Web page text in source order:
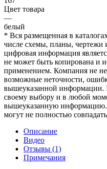
Цвет товара
—
белый
* Вся размещенная в
числе схемы, планы, чертежи
цифровая информация
не может быть копирована и
применением. Компания не
возможные неточности,
вышеуказанной информации.
своему выбору и в любой
вышеуказанную информацию.
могут не полностью
Описание
Видео
Отзывы (1)
Примечания